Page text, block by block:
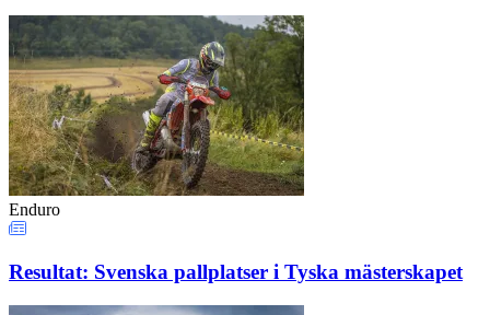
Enduro
Resultat: Svenska pallplatser i Tyska mästerskapet